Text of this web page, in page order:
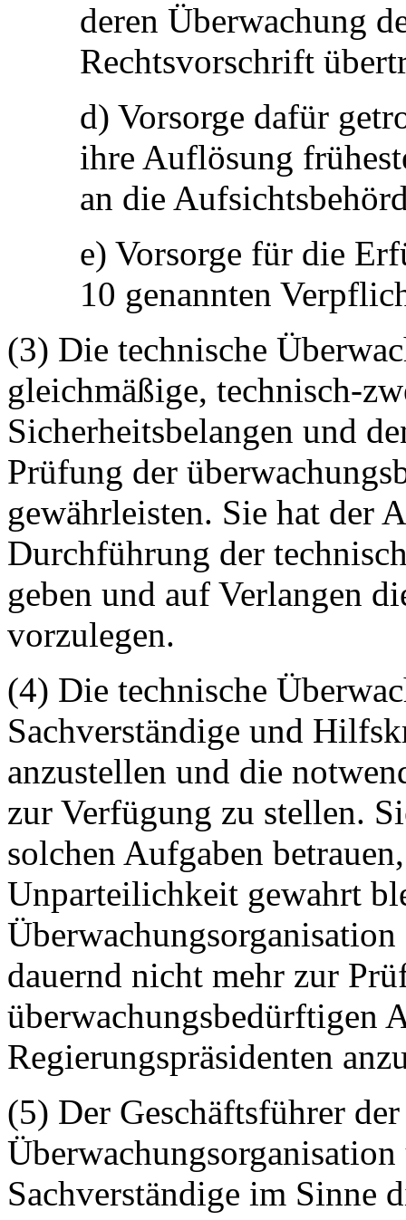
deren Überwachung
Rechtsvorschrift
d) Vorsorge dafür
ihre Auflösung
an die
e) Vorsorge für die
10 genannten
(3) Die technische
gleichmäßige, technisch-
Sicherheitsbelangen und
Prüfung der
gewährleisten. Sie hat der
Durchführung der
geben und auf Verlangen
vorzulegen.
(4) Die technische
Sachverständige und
anzustellen und die
zur Verfügung zu stellen.
solchen Aufgaben
Unparteilichkeit gewahrt
dauernd nicht mehr zur
überwachungsbedürftigen
Regierungspräsidenten
(5) Der Geschäftsführer
Sachverständige im Sinne